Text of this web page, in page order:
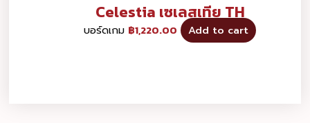
Celestia เซเลสเทีย TH
บอร์ดเกม ฿1,220.00 Add to cart